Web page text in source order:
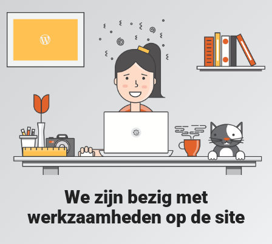
We zijn bezig met
werkzaamheden op de site